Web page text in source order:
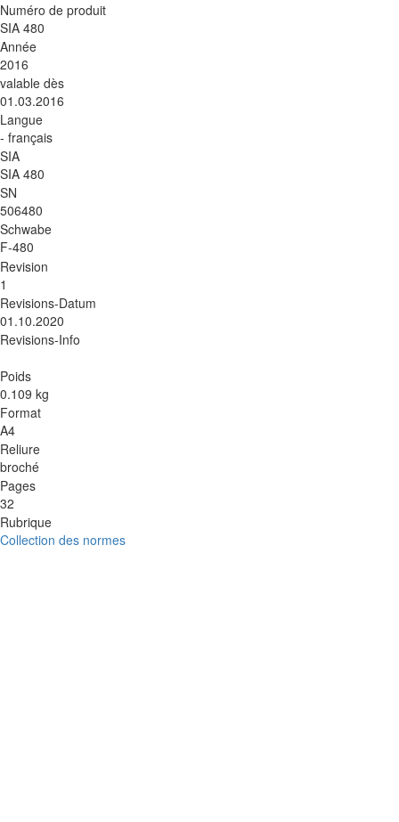
Numéro de produit
SIA 480
Année
2016
valable dès
01.03.2016
Langue
- français
SIA
SIA 480
SN
506480
Schwabe
F-480
Revision
1
Revisions-Datum
01.10.2020
Revisions-Info
Poids
0.109 kg
Format
A4
Reliure
broché
Pages
32
Rubrique
Collection des normes